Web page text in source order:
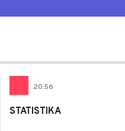
20:56
STATISTIKA